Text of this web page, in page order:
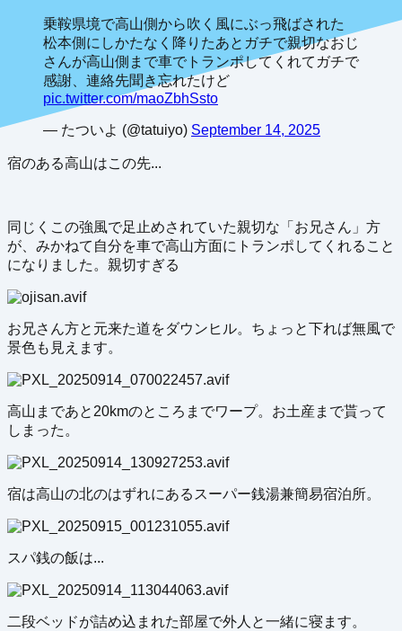
乗鞍県境で高山側から吹く風にぶっ飛ばされた
松本側にしかたなく降りたあとガチで親切なおじ
さんが高山側まで車でトランポしてくれてガチで
感謝、連絡先聞き忘れたけど
pic.twitter.com/maoZbhSsto
— たついよ (@tatuiyo) September 14, 2025
宿のある高山はこの先...
同じくこの強風で足止めされていた親切な「お兄さん」方
が、みかねて自分を車で高山方面にトランポしてくれること
になりました。親切すぎる
お兄さん方と元来た道をダウンヒル。ちょっと下れば無風で
景色も見えます。
高山まであと20kmのところまでワープ。お土産まで貰って
しまった。
宿は高山の北のはずれにあるスーパー銭湯兼簡易宿泊所。
スパ銭の飯は...
二段ベッドが詰め込まれた部屋で外人と一緒に寝ます。